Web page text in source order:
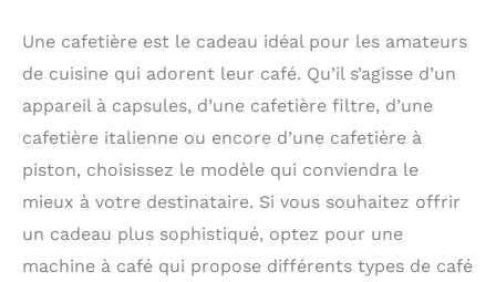
Une cafetière est le cadeau idéal pour les amateurs
de cuisine qui adorent leur café. Qu’il s’agisse d’un
appareil à capsules, d’une cafetière filtre, d’une
cafetière italienne ou encore d’une cafetière à
piston, choisissez le modèle qui conviendra le
mieux à votre destinataire. Si vous souhaitez offrir
un cadeau plus sophistiqué, optez pour une
machine à café qui propose différents types de café